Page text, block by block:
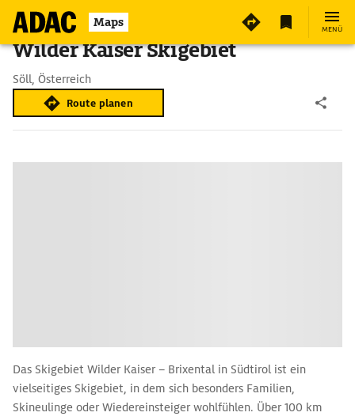
Maps MENÜ
Wilder Kaiser Skigebiet
Söll, Österreich
Route planen
Das Skigebiet Wilder Kaiser – Brixental in Südtirol ist ein
vielseitiges Skigebiet, in dem sich besonders Familien,
Skineulinge oder Wiedereinsteiger wohlfühlen. Über 100 km